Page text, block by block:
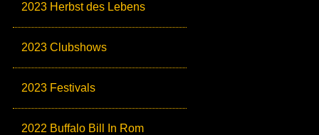
2023 Herbst des Lebens
2023 Clubshows
2023 Festivals
2022 Buffalo Bill In Rom